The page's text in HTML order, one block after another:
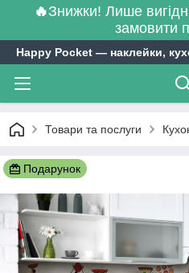
🔥Знижки! Лише
замовити
Happy Pocket ― наклейки,
Товари та послуги
Подарунок